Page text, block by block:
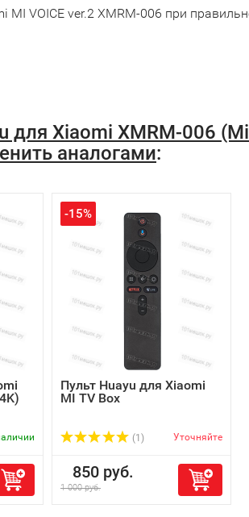
MI VOICE ver.2 XMRM-006 при
для Xiaomi XMRM-006
аналогами:
-15%
Пульт Huayu для Xiaomi
MI TV Box
(1) Уточняйте
850 руб.
1 000 руб.